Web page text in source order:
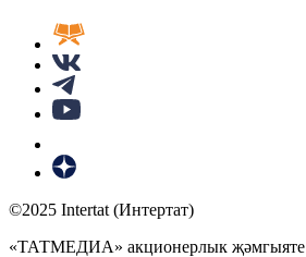
©2025 Intertat (Интертат)
«ТАТМЕДИА» акционерлык җәмгыяте